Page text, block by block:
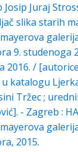
Josip Juraj
slika starih
9. studenoga
2016. /
katalogu
Tržec ;
- Zagreb :
2015.